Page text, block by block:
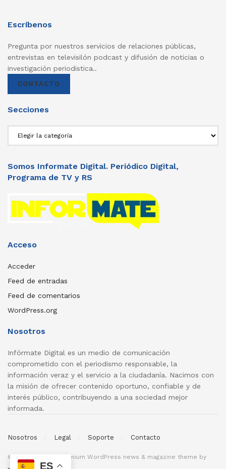
Escríbenos
Pregunta por nuestros servicios de relaciones públicas,
entrevistas en televisilón podcast y difusión de noticias o
investigación periodistica..
CONTACTO
Secciones
Somos Informate Digital. Periódico Digital,
Programa de TV y RS
Acceso
Acceder
Feed de entradas
Feed de comentarios
WordPress.org
Nosotros
Infórmate Digital es un medio de comunicación
comprometido con el periodismo responsable, la
información veraz y el servicio a la ciudadanía. Nacimos con
la misión de ofrecer contenido oportuno, confiable y de
interés público, contribuyendo a una sociedad mejor
informada.
Nosotros Legal Soporte Contacto
© 2026
- Premium WordPress news & magazine theme by
Jegtheme
ES